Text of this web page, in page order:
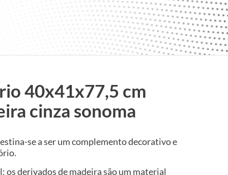
40x41x77,5 cm
cinza sonoma
se a ser um complemento decorativo e
os derivados de madeira são um material